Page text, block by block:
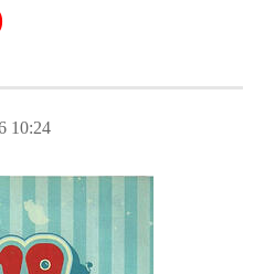
10:24